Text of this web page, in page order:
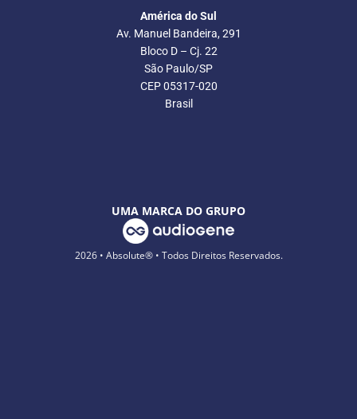
América do Sul
Av. Manuel Bandeira, 291
Bloco D – Cj. 22
São Paulo/SP
CEP 05317-020
Brasil
UMA MARCA DO GRUPO
2026 • Absolute® • Todos Direitos Reservados.